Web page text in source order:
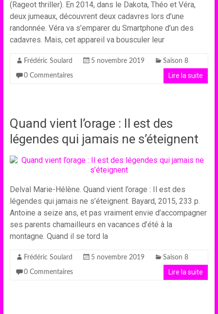
(Rageot thriller). En 2014, dans le Dakota, Théo et Véra,
deux jumeaux, découvrent deux cadavres lors d’une
randonnée. Véra va s’emparer du Smartphone d’un des
cadavres. Mais, cet appareil va bousculer leur
Frédéric Soulard 5 novembre 2019 Saison 8
0 Commentaires Lire la suite
Quand vient l’orage : Il est des
légendes qui jamais ne s’éteignent
Delval Marie-Hélène. Quand vient l’orage : Il est des
légendes qui jamais ne s’éteignent. Bayard, 2015, 233 p.
Antoine a seize ans, et pas vraiment envie d’accompagner
ses parents chamailleurs en vacances d’été à la
montagne. Quand il se tord la
Frédéric Soulard 5 novembre 2019 Saison 8
0 Commentaires Lire la suite